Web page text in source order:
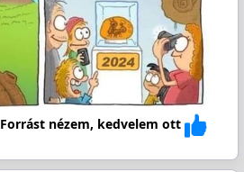
Forrást nézem, kedvelem ott